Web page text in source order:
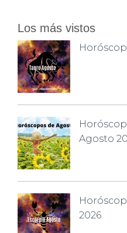
Los más vistos
Agosto
2026